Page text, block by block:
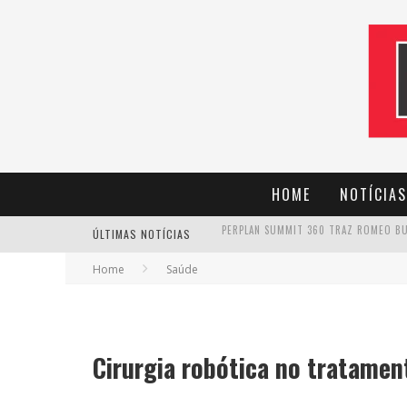
HOME NOTÍCIAS
ÚLTIMAS NOTÍCIAS
Home Saúde
Cirurgia robótica no